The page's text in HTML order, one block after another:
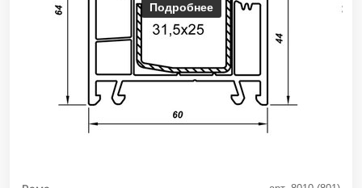
Подробнее